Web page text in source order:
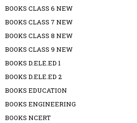
BOOKS CLASS 6 NEW
BOOKS CLASS 7 NEW
BOOKS CLASS 8 NEW
BOOKS CLASS 9 NEW
BOOKS D.ELE.ED 1
BOOKS D.ELE.ED 2
BOOKS EDUCATION
BOOKS ENGINEERING
BOOKS NCERT